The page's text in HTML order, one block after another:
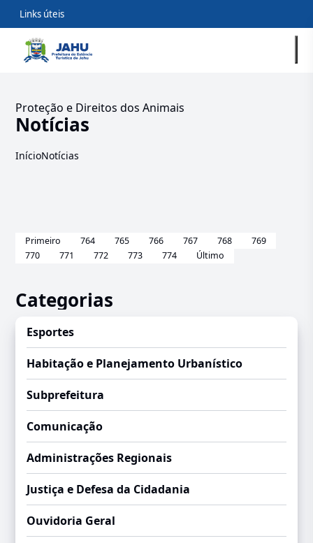
Links úteis
Proteção e Direitos dos Animais
Notícias
InícioNotícias
Primeiro 764 765 766 767 768
769
770
771 772 773 774 Último
Categorias
Esportes
Habitação e Planejamento Urbanístico
Subprefeitura
Comunicação
Administrações Regionais
Justiça e Defesa da Cidadania
Ouvidoria Geral